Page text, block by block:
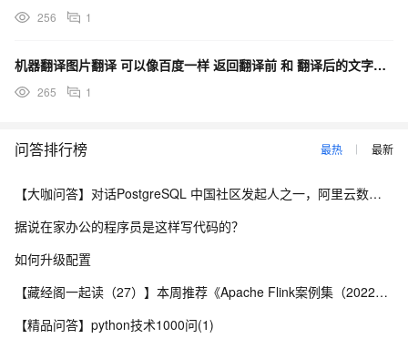
256 1
机器翻译图片翻译 可以像百度一样 返回翻译前 和 翻译后的文字吗？
265 1
问答排行榜 最热 最新
【大咖问答】对话PostgreSQL 中国社区发起人之一，阿里云数据库高级专家 德哥
据说在家办公的程序员是这样写代码的？
如何升级配置
【藏经阁一起读（27）】本周推荐《Apache Flink案例集（2022版）》，你有哪些心得？
【精品问答】python技术1000问(1)